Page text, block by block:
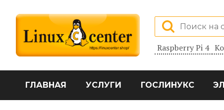
Raspberry Pi 4
ГЛАВНАЯ УСЛУГИ ГОСЛИНУКС